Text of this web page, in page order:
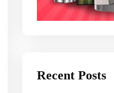
Recent Posts